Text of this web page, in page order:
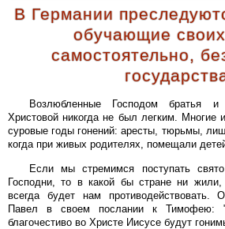
В Германии
обучающие
самостоятельно,
Возлюбленные Господом братья
Христовой никогда не был легким. Многие
суровые годы гонений: аресты, тюрьмы,
когда при живых родителях, помещали
Если мы стремимся поступать
Господни, то в какой бы стране ни жили,
всегда будет нам противодействовать.
Павел в своем послании к Тимофею:
благочестиво во Христе Иисусе будут